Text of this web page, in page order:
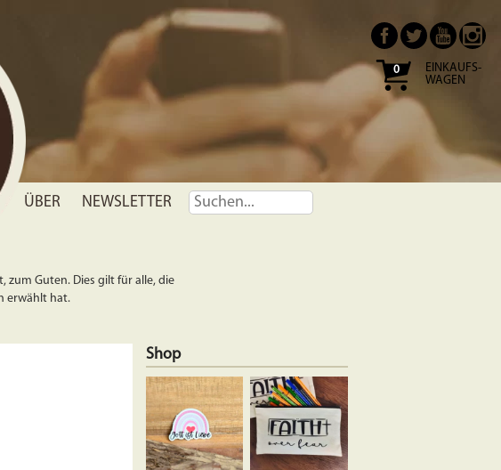
0
EINKAUFS-
WAGEN
ÜBER NEWSLETTER
zum Guten. Dies gilt für alle, die
erwählt hat.
Shop